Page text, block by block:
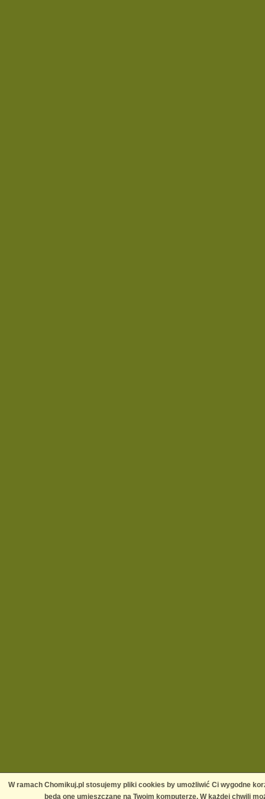
W ramach Chomikuj.pl stosujemy pliki cookies by umożliwić Ci wygodne
będą one umieszczane na Twoim komputerze. W każdej chwili